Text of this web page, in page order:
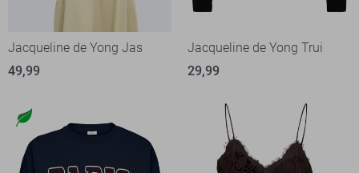
Jacqueline de Yong Jas
49,99
Jacqueline de Yong Trui
29,99